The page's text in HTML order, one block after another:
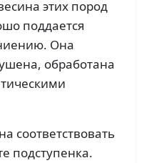
этих пород
поддается
Она
обработана
соответствовать
подступенка.